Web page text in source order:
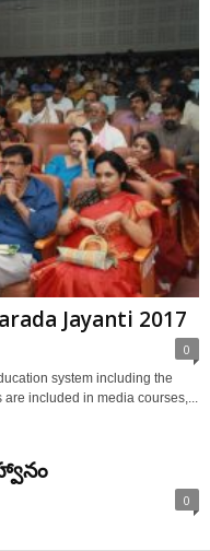
Jayanti 2017
0
system including the
included in media courses,...
0